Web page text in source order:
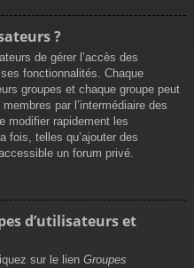
?
de gérer l’accès des
fonctionnalités. Chaque
groupes et chaque groupe peut
par l’intermédiaire des
modifier rapidement les
fois, telles qu’ajouter des
un forum privé.
d’utilisateurs et
sur le lien Groupes